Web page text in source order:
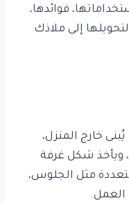
فوائدها،
إلى ملاذك
خارج المنزل،
ويأخذ شكل غرفة
مثل الجلوس،
العمل.